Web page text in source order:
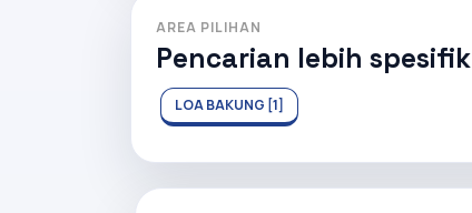
AREA PILIHAN
Pencarian lebih spesifik
LOA BAKUNG [1]